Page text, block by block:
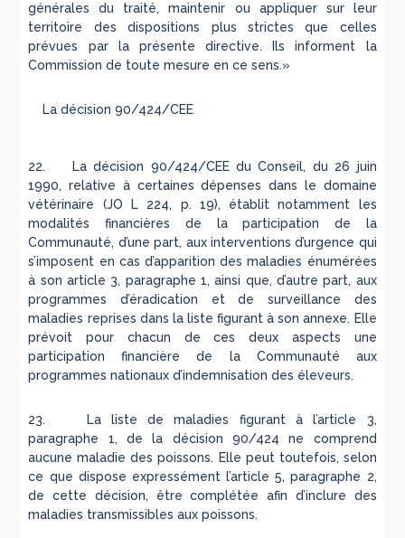
générales du traité, maintenir ou appliquer sur leur
territoire des dispositions plus strictes que celles
prévues par la présente directive. Ils informent la
Commission de toute mesure en ce sens.»
La décision 90/424/CEE
22. La décision 90/424/CEE du Conseil, du 26 juin
1990, relative à certaines dépenses dans le domaine
vétérinaire (JO L 224, p. 19), établit notamment les
modalités financières de la participation de la
Communauté, d’une part, aux interventions d’urgence qui
s’imposent en cas d’apparition des maladies énumérées
à son article 3, paragraphe 1, ainsi que, d’autre part, aux
programmes d’éradication et de surveillance des
maladies reprises dans la liste figurant à son annexe. Elle
prévoit pour chacun de ces deux aspects une
participation financière de la Communauté aux
programmes nationaux d’indemnisation des éleveurs.
23. La liste de maladies figurant à l’article 3,
paragraphe 1, de la décision 90/424 ne comprend
aucune maladie des poissons. Elle peut toutefois, selon
ce que dispose expressément l’article 5, paragraphe 2,
de cette décision, être complétée afin d’inclure des
maladies transmissibles aux poissons.